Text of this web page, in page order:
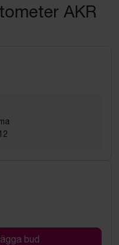
AKR
bud